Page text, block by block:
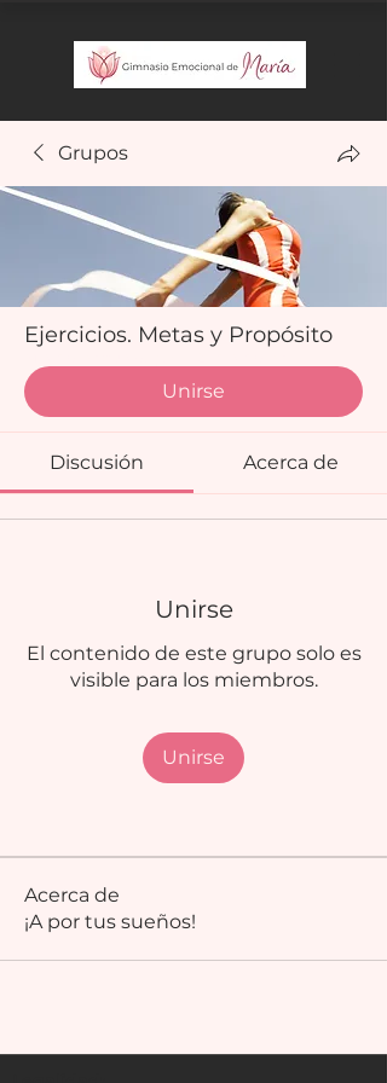
Grupos
Ejercicios. Metas y Propósito
Unirse
Discusión Acerca de
Unirse
El contenido de este grupo solo es
visible para los miembros.
Unirse
Acerca de
¡A por tus sueños!